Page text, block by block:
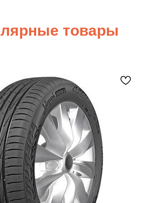
товары